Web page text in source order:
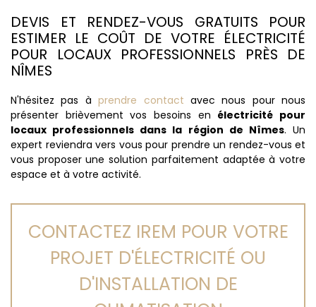
DEVIS ET RENDEZ-VOUS GRATUITS POUR
ESTIMER LE COÛT DE VOTRE ÉLECTRICITÉ
POUR LOCAUX PROFESSIONNELS PRÈS DE
NÎMES
N'hésitez pas àprendre contact avec nous pour nous
présenter brièvement vos besoins en électricité pour
locaux professionnels dans la région de Nîmes. Un
expert reviendra vers vous pour prendre un rendez-vous et
vous proposer une solution parfaitement adaptée à votre
espace et à votre activité.
CONTACTEZ IREM POUR VOTRE
PROJET D'ÉLECTRICITÉ OU
D'INSTALLATION DE